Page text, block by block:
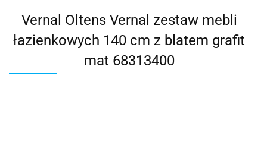
Vernal Oltens Vernal zestaw mebli
łazienkowych 140 cm z blatem grafit
mat 68313400